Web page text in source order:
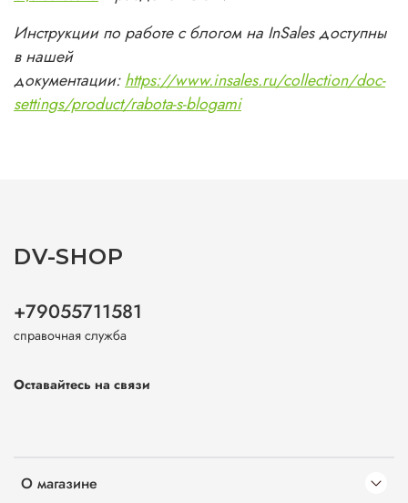
Инструкции по работе с блогом на InSales доступны
в нашей
документации:https://www.insales.ru/collection/doc-
settings/product/rabota-s-blogami
О магазине
DV-SHOP
+79055711581
справочная служба
Оставайтесь на связи